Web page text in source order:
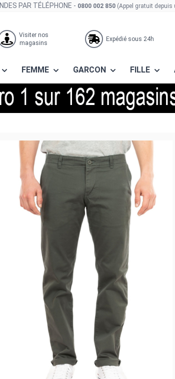
PAR TÉLÉPHONE - 0800 002 850 (Appel gratuit depuis
Visiter nos
magasins
Expédié sous 24h
FEMME GARCON FILLE
grey